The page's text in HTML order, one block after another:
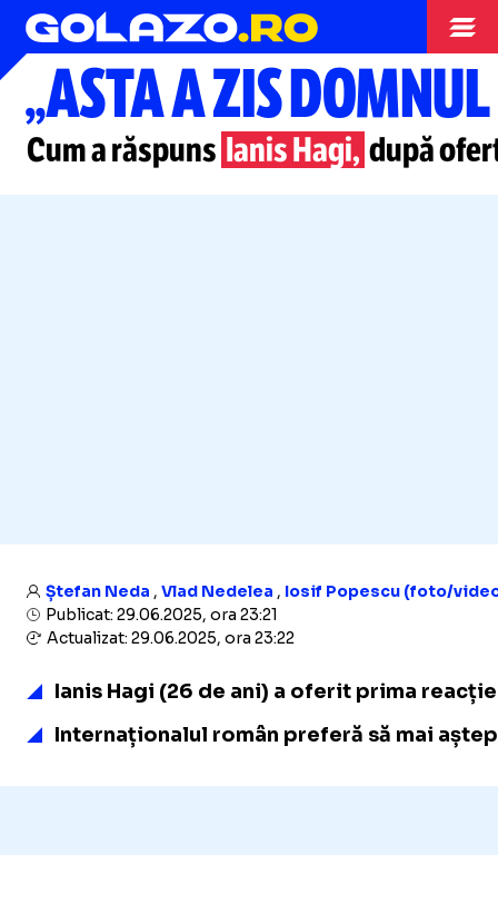
Campionate
„ASTA A ZIS
Cum a răspuns Ianis Hagi, după
Ștefan Neda , Vlad Nedelea , Iosif Popescu (foto/
Publicat: 29.06.2025, ora 23:21
Actualizat: 29.06.2025, ora 23:22
Ianis Hagi (26 de ani) a oferit prima
Internaționalul român preferă să mai